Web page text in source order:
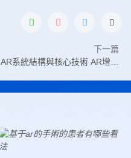
下一篇
AR系統結構與核心技術 AR增強現實系統技術核心